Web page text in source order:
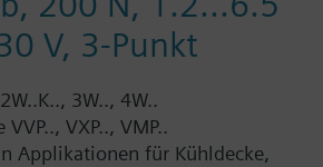
V, 3-Punkt
3W.., 4W..
VXP.., VMP..
Applikationen für Kühldecke,